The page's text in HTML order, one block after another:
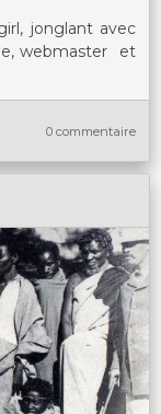
jonglant avec
webmaster et
0 commentaire